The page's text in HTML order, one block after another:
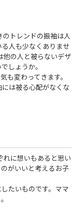
のトレンドの振袖は人
人も少なくありませ
他の人と被らないデザ
しょうか。
も変わってきます。
は被る心配がなくな
れに想いもあると思い
がいいと考えるお子
たいものです。ママ